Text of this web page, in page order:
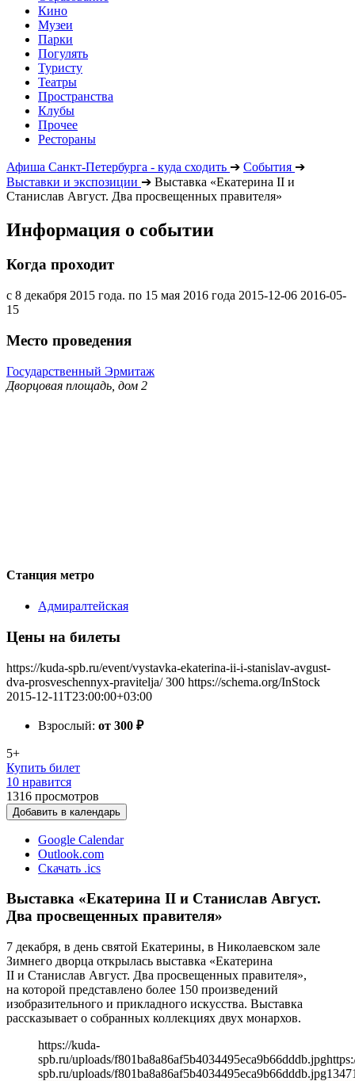
Кино
Музеи
Парки
Погулять
Туристу
Театры
Пространства
Клубы
Прочее
Рестораны
Афиша Санкт-Петербурга - куда сходить ➔ События ➔
Выставки и экспозиции ➔ Выставка «Екатерина II и
Станислав Август. Два просвещенных правителя»
Информация о событии
Когда проходит
c 8 декабря 2015 года. по 15 мая 2016 года 2015-12-06 2016-05-
15
Место проведения
Государственный Эрмитаж
Дворцовая площадь, дом 2
Станция метро
Адмиралтейская
Цены на билеты
https://kuda-spb.ru/event/vystavka-ekaterina-ii-i-stanislav-avgust-
dva-prosveschennyx-pravitelja/ 300 https://schema.org/InStock
2015-12-11T23:00:00+03:00
Взрослый: от 300 ₽
5+
Купить билет
10 нравится
1316 просмотров
Добавить в календарь
Google Calendar
Outlook.com
Скачать .ics
Выставка «Екатерина II и Станислав Август.
Два просвещенных правителя»
7 декабря, в день святой Екатерины, в Николаевском зале
Зимнего дворца открылась выставка «Екатерина
II и Станислав Август. Два просвещенных правителя»,
на которой представлено более 150 произведений
изобразительного и прикладного искусства. Выставка
рассказывает о собранных коллекциях двух монархов.
https://kuda-
spb.ru/uploads/f801ba8a86af5b4034495eca9b66dddb.jpg
spb.ru/uploads/f801ba8a86af5b4034495eca9b66dddb.jpg1347